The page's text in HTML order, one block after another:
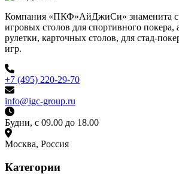
Компания «ПКФ»АйДжиСи» знаменита
игровых столов для спортивного покера,
рулетки, карточных столов, для стад-
игр.
+7 (495) 220-29-70
info@igc-group.ru
Будни, с 09.00 до 18.00
Москва, Россия
Категории